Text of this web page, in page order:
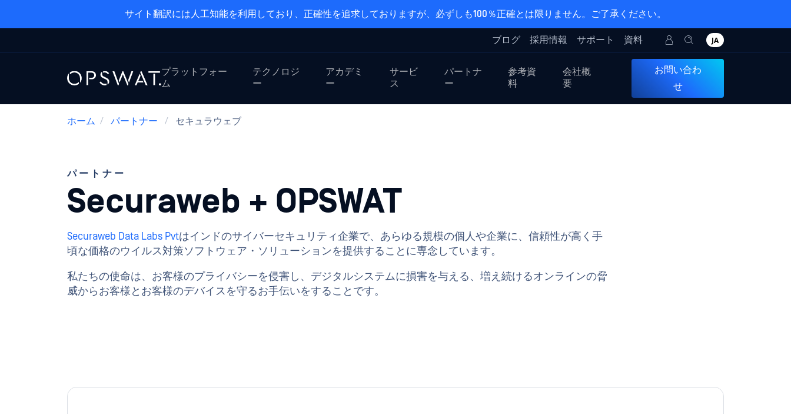
サイト翻訳には人工知能を利用しており、正確性を追求しておりますが、必ずしも100％正確とは限りません。ご了承ください。
ブログ 採用情報 サポート 資料 JA
プラットフォー
ム
テクノロジ
ー
アカデミ
ー
サービ
ス
パートナ
ー
参考資
料
会社概
要
お問い合わ
せ
ホーム / パートナー / セキュラウェブ
パートナー
Securaweb + OPSWAT
Securaweb Data Labs Pvtはインドのサイバーセキュリティ企業で、あらゆる規模の個人や企業に、信頼性が高く手
頃な価格のウイルス対策ソフトウェア・ソリューションを提供することに専念しています。
私たちの使命は、お客様のプライバシーを侵害し、デジタルシステムに損害を与える、増え続けるオンラインの脅
威からお客様とお客様のデバイスを守るお手伝いをすることです。